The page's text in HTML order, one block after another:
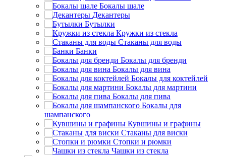
Бокалы шале
Декантеры
Бутылки
Кружки из стекла
Стаканы для воды
Банки
Бокалы для бренди
Бокалы для вина
Бокалы для коктейлей
Бокалы для мартини
Бокалы для пива
Бокалы для
шампанского
Кувшины и графины
Стаканы для виски
Стопки и рюмки
Чашки из стекла